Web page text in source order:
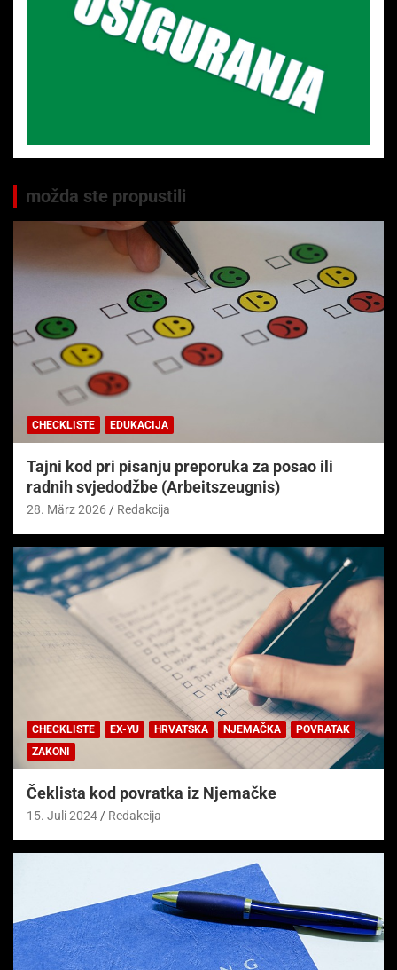
možda ste propustili
CHECKLISTE EDUKACIJA
Tajni kod pri pisanju preporuka za posao ili
radnih svjedodžbe (Arbeitszeugnis)
28. März 2026 Redakcija
CHECKLISTE EX-YU HRVATSKA NJEMAČKA
POVRATAK
ZAKONI
Čeklista kod povratka iz Njemačke
15. Juli 2024 Redakcija